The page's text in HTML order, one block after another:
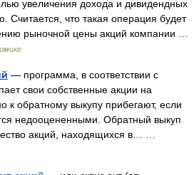
увеличения дохода и дивидендных
Считается, что такая операция будет
рыночной цены акций компании …
— программа, в соответствии с
свои собственные акции на
к обратному выкупу прибегают, если
недооцененными. Обратный выкуп
акций, находящихся в… …